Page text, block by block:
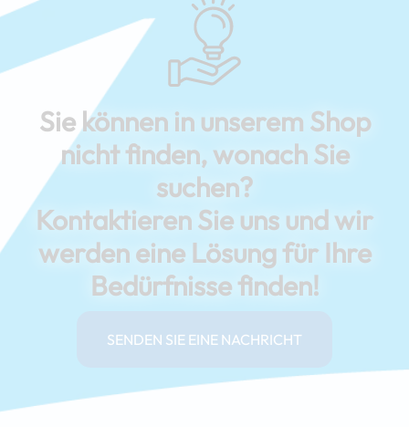
Sie können in unserem Shop
nicht finden, wonach Sie
suchen?
Kontaktieren Sie uns und wir
werden eine Lösung für Ihre
Bedürfnisse finden!
SENDEN SIE EINE NACHRICHT